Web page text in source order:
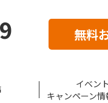
無料
イベン
キャンペーン